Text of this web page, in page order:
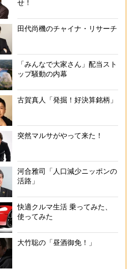
せ！
田代尚機のチャイナ・リサーチ
「みんなで大家さん」配当スト
ップ騒動の内幕
古賀真人「発掘！好決算銘柄」
突然マルサがやって来た！
河合雅司「人口減少ニッポンの
活路」
快適クルマ生活 乗ってみた、
使ってみた
大竹聡の「昼酒御免！」